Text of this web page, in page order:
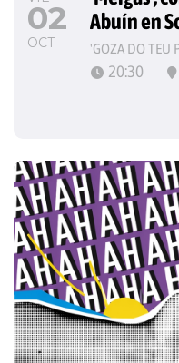
02
OCT
Abuín en
'GOZA DO TEU
20:30